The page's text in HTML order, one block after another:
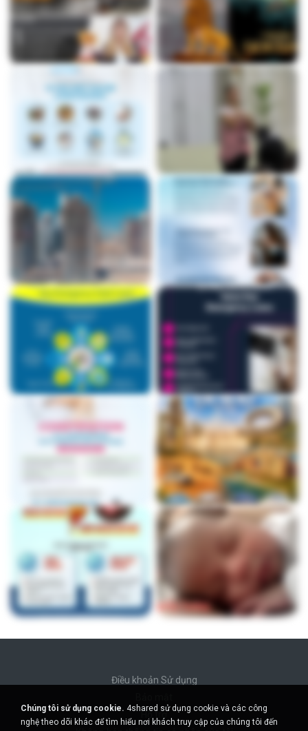
Điều khoản Sử dụng
Hỗ trợ
Chúng tôi sử dụng cookie. 4shared sử dụng cookie và các công
nghệ theo dõi khác để tìm hiểu nơi khách truy cập của chúng tôi đến